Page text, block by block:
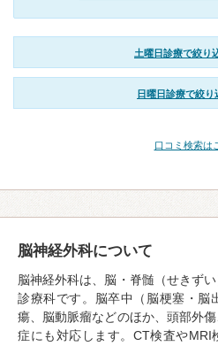
土曜日診療で絞り
日曜日診療で絞り
口コミ検索は
脳神経外科について
脳神経外科は、脳・脊髄（せきず
診療科です。脳卒中（脳梗塞・脳
瘍、脳動脈瘤などのほか、頭部外
症にも対応します。CT検査やMRI